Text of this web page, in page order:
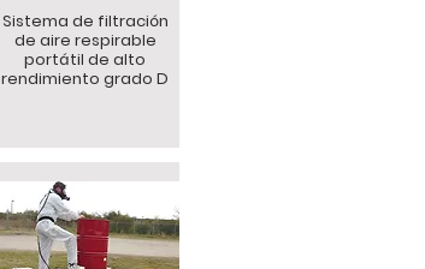
Sistema de filtración
de aire respirable
portátil de alto
rendimiento grado D